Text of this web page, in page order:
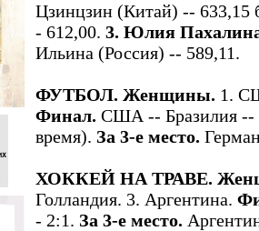
Цзинцзин (Китай) -- 633,15
- 612,00. 3. Юлия
Ильина (Россия) -- 589,11.
ФУТБОЛ. Женщины. 1.
Финал. США -- Бразилия --
время). За 3-е место.
ХОККЕЙ НА ТРАВЕ.
Голландия. 3. Аргентина.
- 2:1. За 3-е место.